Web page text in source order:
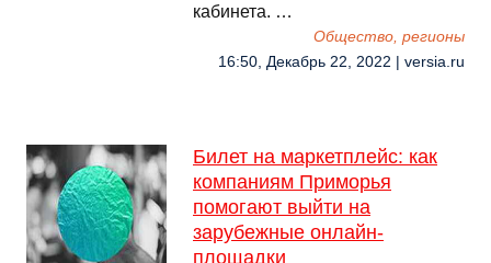
кабинета. …
Общество, регионы
16:50, Декабрь 22, 2022 | versia.ru
Билет на маркетплейс: как
компаниям Приморья
помогают выйти на
зарубежные онлайн-
площадки